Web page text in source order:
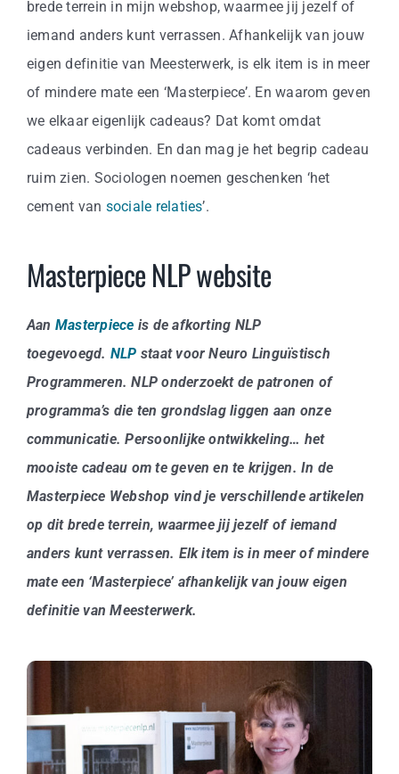
brede terrein in mijn webshop, waarmee jij jezelf of
iemand anders kunt verrassen. Afhankelijk van jouw
eigen definitie van Meesterwerk, is elk item is in meer
of mindere mate een ‘Masterpiece’. En waarom geven
we elkaar eigenlijk cadeaus? Dat komt omdat
cadeaus verbinden. En dan mag je het begrip cadeau
ruim zien. Sociologen noemen geschenken ‘het
cement van sociale relaties’.
Masterpiece NLP website
Aan Masterpiece is de afkorting NLP
toegevoegd. NLP staat voor Neuro Linguïstisch
Programmeren. NLP onderzoekt de patronen of
programma’s die ten grondslag liggen aan onze
communicatie. Persoonlijke ontwikkeling… het
mooiste cadeau om te geven en te krijgen. In de
Masterpiece Webshop vind je verschillende artikelen
op dit brede terrein, waarmee jij jezelf of iemand
anders kunt verrassen. Elk item is in meer of mindere
mate een ‘Masterpiece’ afhankelijk van jouw eigen
definitie van Meesterwerk.